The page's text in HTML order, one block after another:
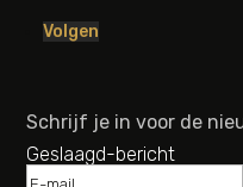
Volgen
Schrijf je in voor de
Geslaagd-bericht